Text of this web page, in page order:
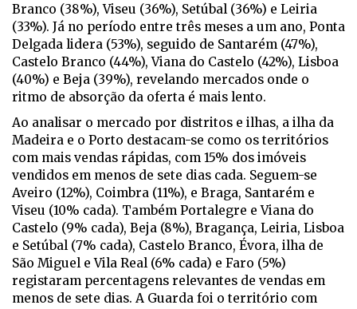
Branco (38%), Viseu (36%), Setúbal (36%) e Leiria
(33%). Já no período entre três meses a um ano, Ponta
Delgada lidera (53%), seguido de Santarém (47%),
Castelo Branco (44%), Viana do Castelo (42%), Lisboa
(40%) e Beja (39%), revelando mercados onde o
ritmo de absorção da oferta é mais lento.
Ao analisar o mercado por distritos e ilhas, a ilha da
Madeira e o Porto destacam-se como os territórios
com mais vendas rápidas, com 15% dos imóveis
vendidos em menos de sete dias cada. Seguem-se
Aveiro (12%), Coimbra (11%), e Braga, Santarém e
Viseu (10% cada). Também Portalegre e Viana do
Castelo (9% cada), Beja (8%), Bragança, Leiria, Lisboa
e Setúbal (7% cada), Castelo Branco, Évora, ilha de
São Miguel e Vila Real (6% cada) e Faro (5%)
registaram percentagens relevantes de vendas em
menos de sete dias. A Guarda foi o território com